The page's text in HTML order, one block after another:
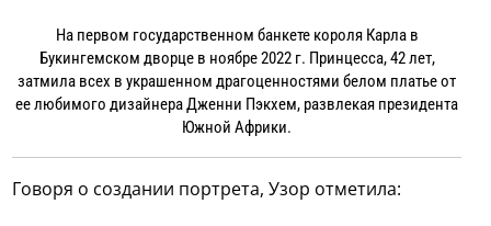
На первом государственном банкете короля Карла в
Букингемском дворце в ноябре 2022 г. Принцесса, 42 лет,
затмила всех в украшенном драгоценностями белом платье от
ее любимого дизайнера Дженни Пэкхем, развлекая президента
Южной Африки.
Говоря о создании портрета, Узор отметила: